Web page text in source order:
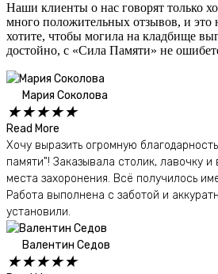
Наши клиенты о нас говорят только
много положительных отзывов, и это
хотите, чтобы могила на кладбище
достойно, с «Сила Памяти» не
Мария Соколова
★★★★★
Read More
Хочу выразить огромную
памяти"! Заказывала столик, лавочку
места захоронения. Всё получилось
Работа выполнена с заботой и
установили.
Валентин Седов
★★★★★